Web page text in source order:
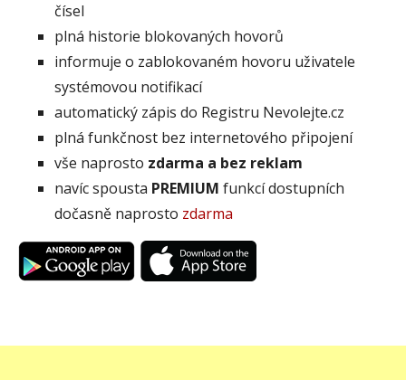
čísel
plná historie blokovaných hovorů
informuje o zablokovaném hovoru uživatele
systémovou notifikací
automatický zápis do Registru Nevolejte.cz
plná funkčnost bez internetového připojení
vše naprosto zdarma a bez reklam
navíc spousta PREMIUM funkcí dostupních
dočasně naprosto zdarma